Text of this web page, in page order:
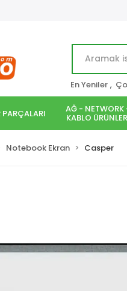
En Yeniler ,
PARÇALARI AĞ - NETWORK
KABLO
Notebook Ekran Casper